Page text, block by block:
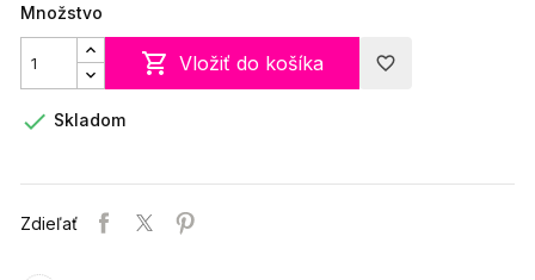
Množstvo
 Vložiť do košíka favorite_border
 Skladom
Zdieľať